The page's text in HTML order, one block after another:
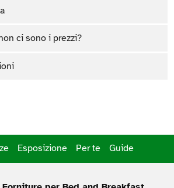
ci sono i prezzi?
Esposizione Per te Guide